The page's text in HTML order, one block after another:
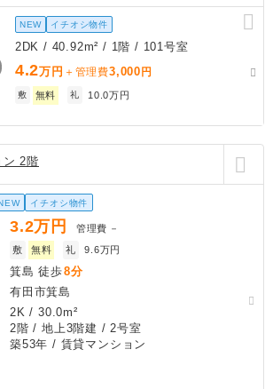
NEW イチオシ物件
2DK / 40.92m² / 1階 / 101号室
4.2万円 ＋管理費3,000 円
敷 無料 礼 10.0万円
ン 2階
イチオシ物件
3.2万円 管理費 －
敷
無料 礼 9.6万円
箕島 徒歩8分
有田市箕島
2K /30.0m²
2階 / 地上3階建 / 2号室
築53年 / 賃貸マンション